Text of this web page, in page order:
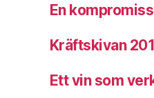
En
Kräftskivan
Ett vin som